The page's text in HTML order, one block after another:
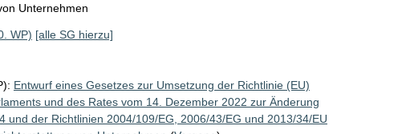
Unternehmen
WP) [alle SG hierzu]
Entwurf eines Gesetzes zur Umsetzung der Richtlinie (EU)
und des Rates vom 14. Dezember 2022 zur Änderung
und der Richtlinien 2004/109/EG, 2006/43/EG und 2013/34/EU